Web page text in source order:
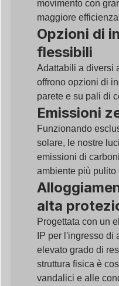
movimento con
maggiore
Opzioni di
flessibili
Adattabili a diversi
offrono opzioni di
parete e su pali di
Emissioni
Funzionando
solare, le nostre
emissioni di
ambiente più pulito
alta
Progettata con un
IP per l'ingresso di
elevato grado di
struttura fisica è
vandalici e alle